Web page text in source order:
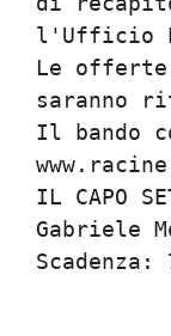
l'Ufficio
Le
Il
IL